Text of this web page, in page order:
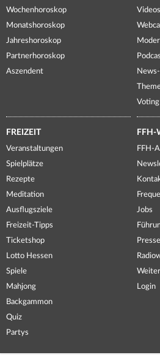
Wochenhoroskop
Monatshoroskop
Jahreshoroskop
Partnerhoroskop
Aszendent
Videos
Voting
FREIZEIT
Veranstaltungen
Spielplätze
Rezepte
Meditation
Ausflugsziele
Freizeit-Tipps
Ticketshop
Lotto Hessen
Spiele
Mahjong
Backgammon
Quiz
Partys
FFH-
FFH-
Jobs
Presse
Login